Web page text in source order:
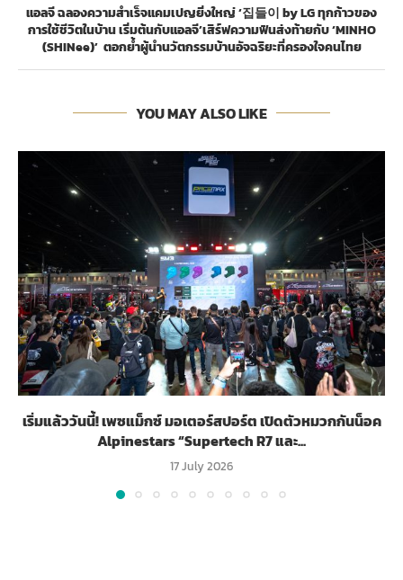
แอลจี ฉลองความสำเร็จแคมเปญยิ่งใหญ่ ‘집들이 by LG ทุกก้าวของ
การใช้ชีวิตในบ้าน เริ่มต้นกับแอลจี’เสิร์ฟความฟินส่งท้ายกับ ‘MINHO
(SHINee)’ ตอกย้ำผู้นำนวัตกรรมบ้านอัจฉริยะที่ครองใจคนไทย
YOU MAY ALSO LIKE
เริ่มแล้ววันนี้! เพซแม็กซ์ มอเตอร์สปอร์ต เปิดตัวหมวกกันน็อค
Alpinestars “Supertech R7 และ...
17 July 2026